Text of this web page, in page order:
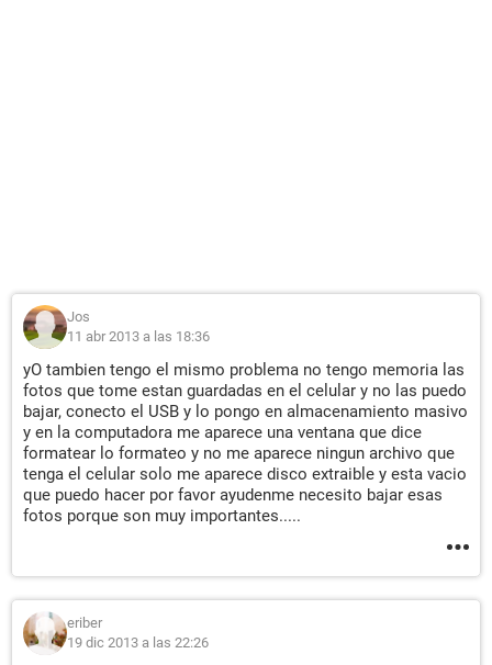
Jos
11 abr 2013 a las 18:36
yO tambien tengo el mismo problema no tengo memoria las
fotos que tome estan guardadas en el celular y no las puedo
bajar, conecto el USB y lo pongo en almacenamiento masivo
y en la computadora me aparece una ventana que dice
formatear lo formateo y no me aparece ningun archivo que
tenga el celular solo me aparece disco extraible y esta vacio
que puedo hacer por favor ayudenme necesito bajar esas
fotos porque son muy importantes.....
eriber
19 dic 2013 a las 22:26